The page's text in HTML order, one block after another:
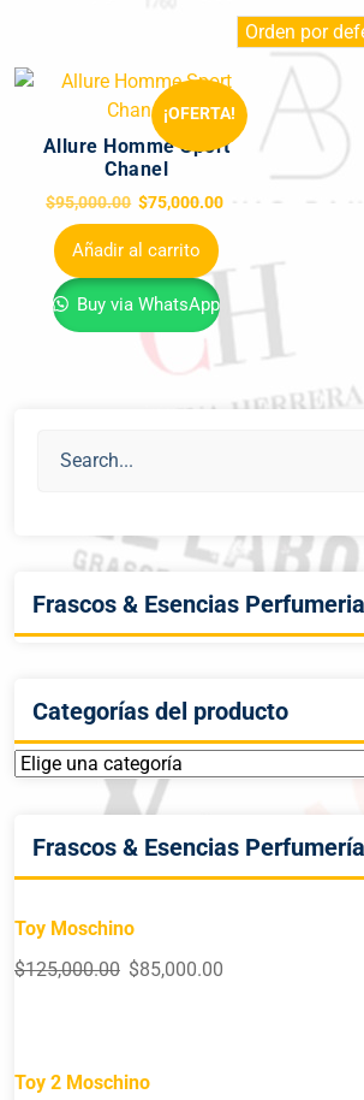
¡OFERTA!
Allure Homme Sport
Chanel
$95,000.00 $75,000.00
Añadir al carrito
Buy via WhatsApp
Frascos & Esencias Perfumeria
Categorías del producto
Frascos & Esencias
Toy Moschino
$125,000.00 $85,000.00
Toy 2 Moschino